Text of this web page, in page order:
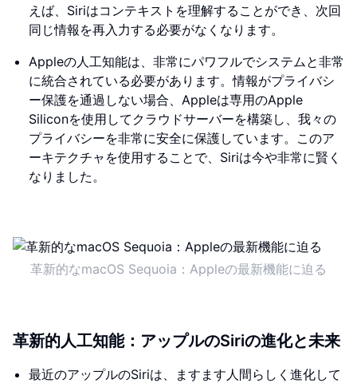
えば、Siriはコンテキストを理解することができ、次回
同じ情報を再入力する必要がなくなります。
Appleの人工知能は、非常にパワフルでシステムと非常
に統合されている必要があります。情報がプライバシ
ー保護を通過しない場合、Appleは専用のApple
Siliconを使用してクラウドサーバーを構築し、我々の
プライバシーを非常に安全に保護しています。このア
ーキテクチャを使用することで、Siriは今や非常に賢く
なりました。
革新的なmacOS Sequoia：Appleの最新機能に迫る
革新的人工知能：アップルのSiriの進化と未来
最近のアップルのSiriは、ますます人間らしく進化して